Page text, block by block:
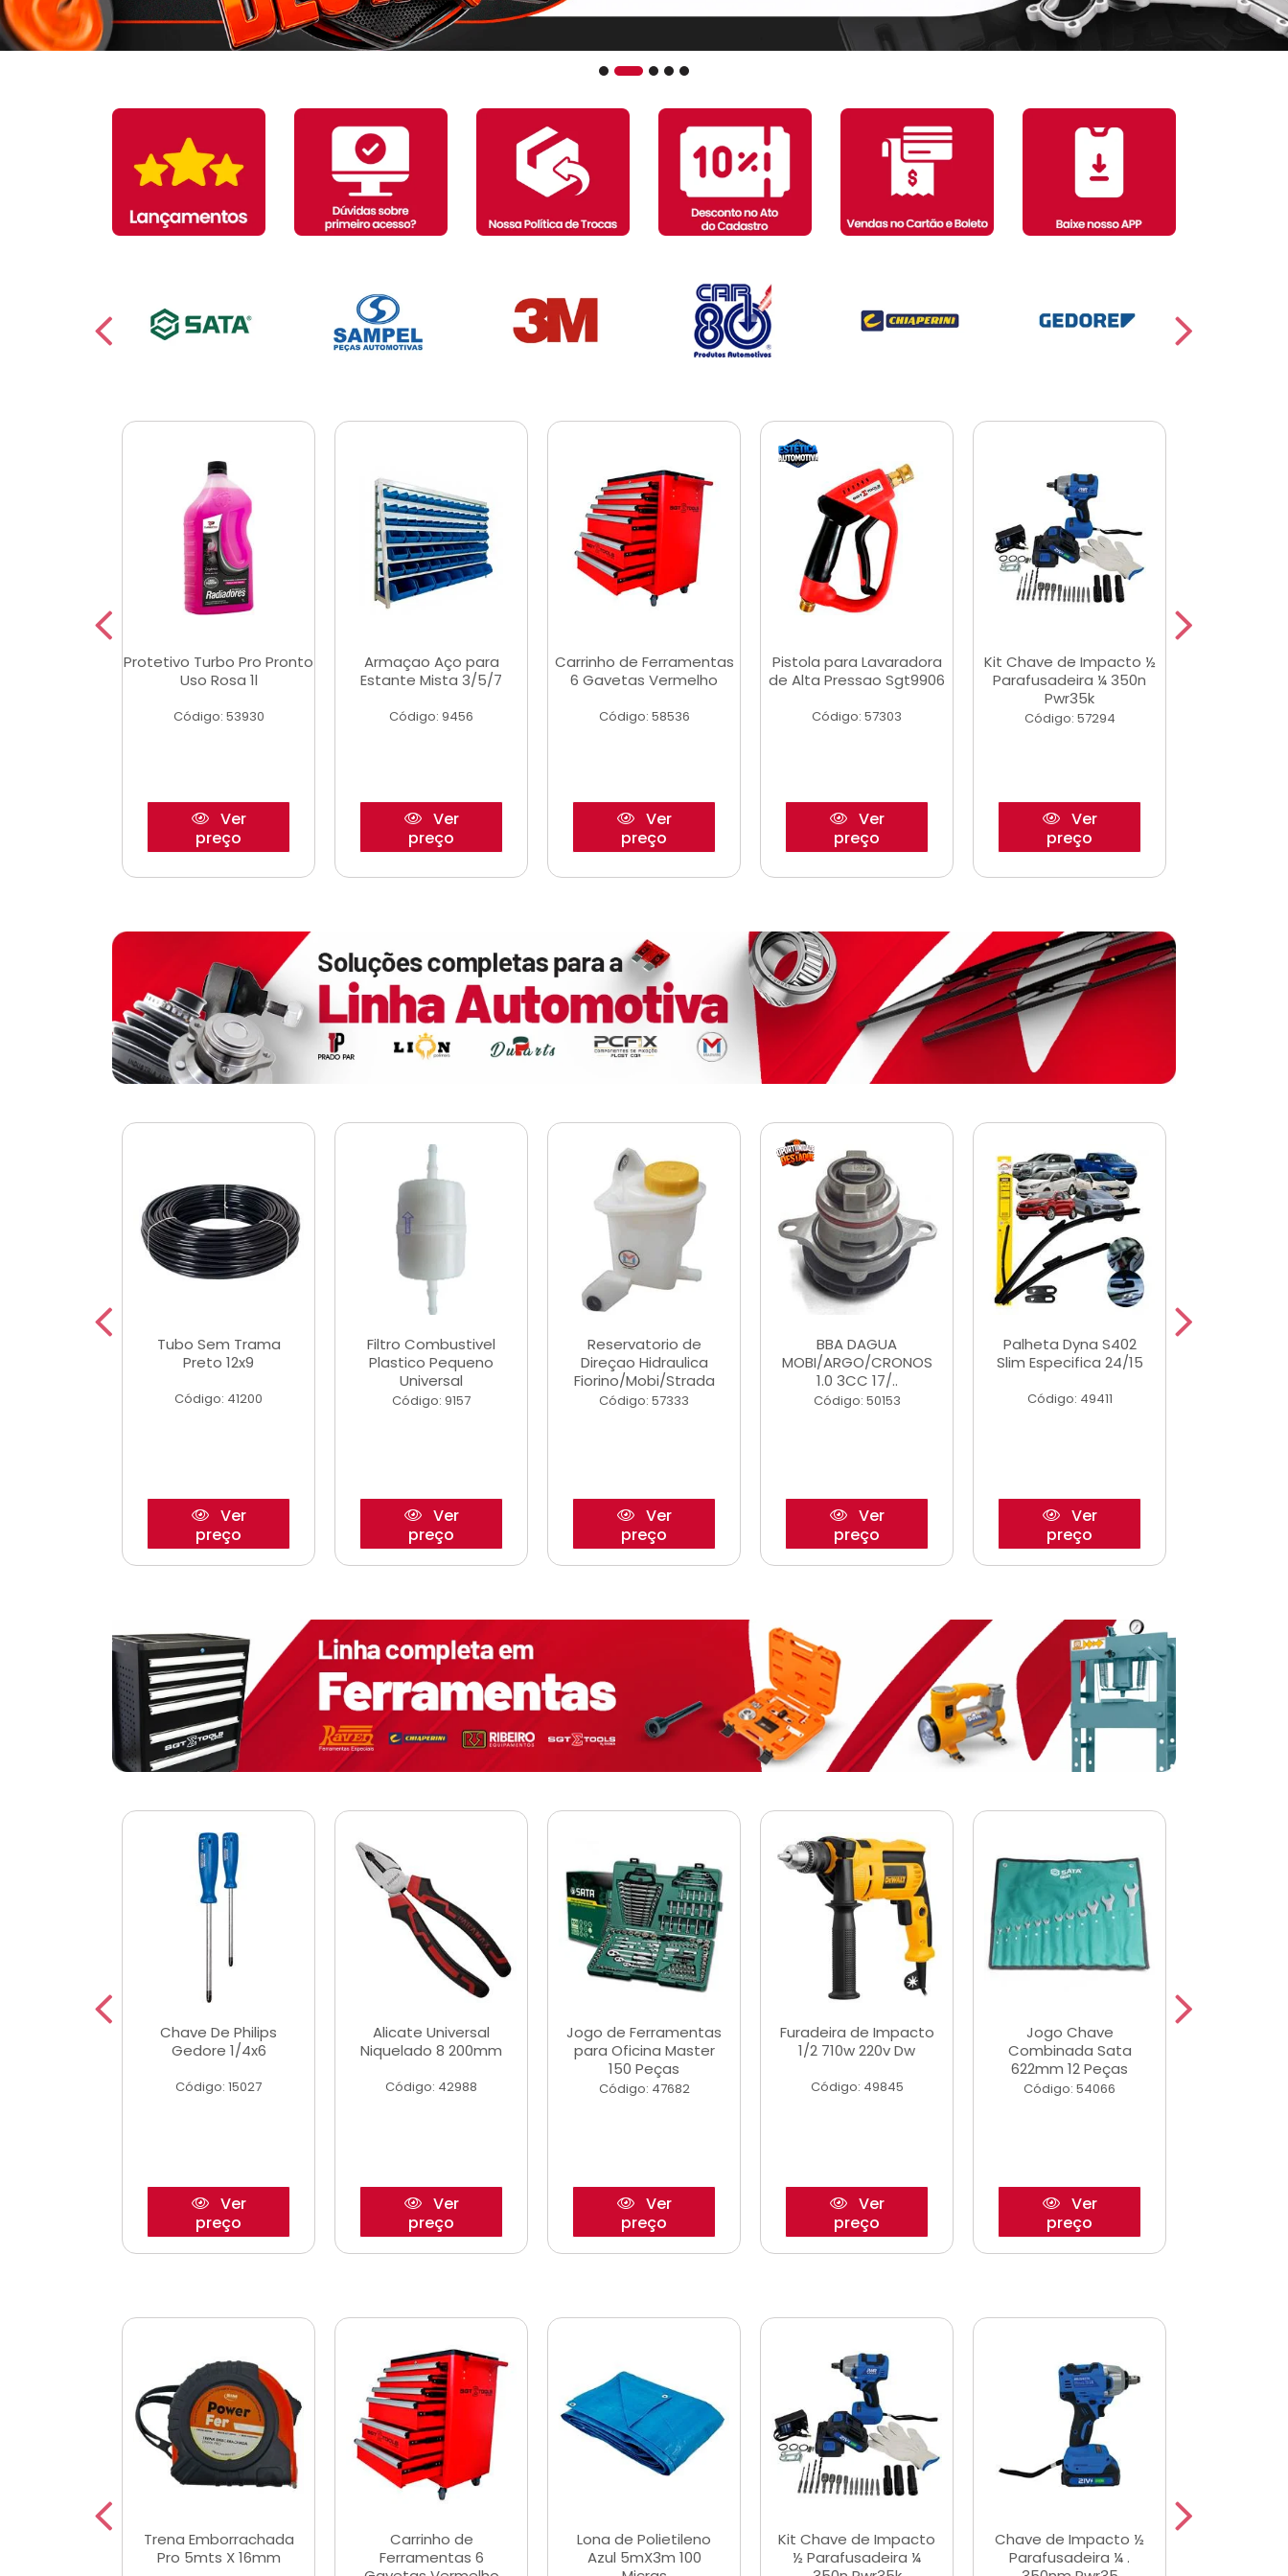
Protetivo Turbo Pro Pronto
Uso Rosa 1l
Código: 53930
Ver
preço
Armaçao Aço para
Estante Mista 3/5/7
Código: 9456
Ver
preço
Carrinho de Ferramentas
6 Gavetas Vermelho
Código: 58536
Ver
preço
Pistola para Lavaradora
de Alta Pressao Sgt9906
Código: 57303
Ver
preço
Kit Chave de Impacto ½
Parafusadeira ¼ 350n
Pwr35k
Código: 57294
Ver
preço
Tubo Sem Trama
Preto 12x9
Código: 41200
Ver
preço
Filtro Combustivel
Plastico Pequeno
Universal
Código: 9157
Ver
preço
Reservatorio de
Direçao Hidraulica
Fiorino/Mobi/Strada
Código: 57333
Ver
preço
BBA DAGUA
MOBI/ARGO/CRONOS
1.0 3CC 17/..
Código: 50153
Ver
preço
Palheta Dyna S402
Slim Especifica 24/15
Código: 49411
Ver
preço
Chave De Philips
Gedore 1/4x6
Código: 15027
Ver
preço
Alicate Universal
Niquelado 8 200mm
Código: 42988
Ver
preço
Jogo de Ferramentas
para Oficina Master
150 Peças
Código: 47682
Ver
preço
Furadeira de Impacto
1/2 710w 220v Dw
Código: 49845
Ver
preço
Jogo Chave
Combinada Sata
622mm 12 Peças
Código: 54066
Ver
preço
Trena Emborrachada
Pro 5mts X 16mm
Carrinho de
Ferramentas 6
Lona de Polietileno
Azul 5mX3m 100
Kit Chave de Impacto
½ Parafusadeira ¼
Chave de Impacto ½
Parafusadeira ¼ .